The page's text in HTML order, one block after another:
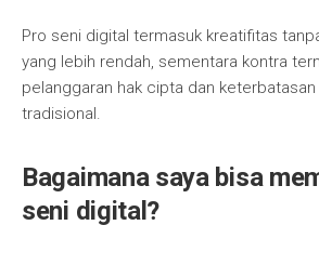
Pro seni digital termasuk kreatifitas
yang lebih rendah, sementara kontra
pelanggaran hak cipta dan
tradisional.
Bagaimana saya bisa
seni digital?